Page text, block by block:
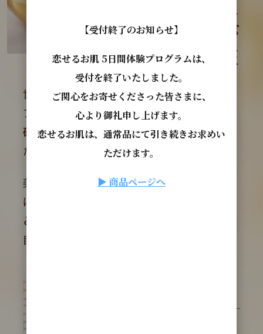
【受付終了のお知らせ】
恋せるお肌 5日間体験プログラムは、
受付を終了いたしました。
ご関心をお寄せくださった皆さまに、
心より御礼申し上げます。
恋せるお肌は、通常品にて引き続きお求めい
ただけます。
▶ 商品ページへ